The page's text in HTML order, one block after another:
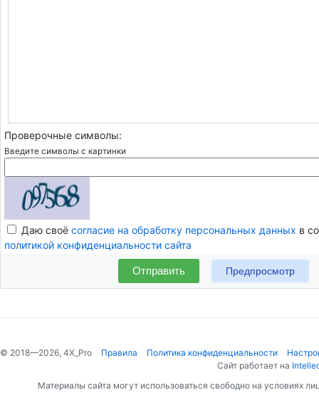
Проверочные символы:
Введите символы с картинки
Даю своё согласие на обработку персональных данных в
политикой конфиденциальности сайта
Отправить
© 2018—2026, 4X_Pro Правила Политика конфиденциальности
Сайт работает на
Материалы сайта могут использоваться свободно на условиях